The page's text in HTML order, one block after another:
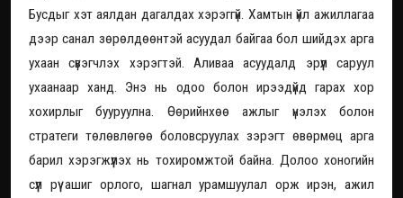
Бусдыг хэт аялдан дагалдах хэрэггүй. Хамтын үйл ажиллагаа
дээр санал зөрөлдөөнтэй асуудал байгаа бол шийдэх арга
ухаан сүвэгчлэх хэрэгтэй. Аливаа асуудалд эрүүл саруул
ухаанаар ханд. Энэ нь одоо болон ирээдүйд гарах хор
хохирлыг бууруулна. Өөрийнхөө ажлыг үнэлэх болон
стратеги төлөвлөгөө боловсруулах зэрэгт өвөрмөц арга
барил хэрэгжүүлэх нь тохиромжтой байна. Долоо хоногийн
сүүл рүү ашиг орлого, шагнал урамшуулал орж ирэн, ажил